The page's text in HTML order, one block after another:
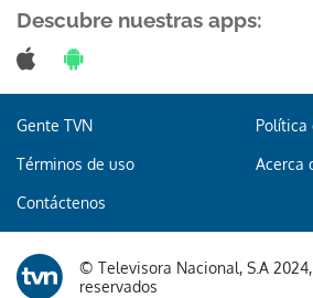
Descubre nuestras apps:
Gente TVN Política
Términos de uso Acerca
Contáctenos
© Televisora Nacional, S.A
reservados